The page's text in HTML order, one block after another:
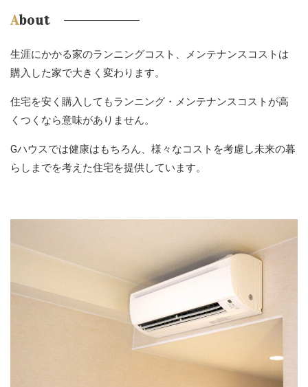
About
生涯にかかる家のランニングコスト、メンテナンスコストは
購入した家で大きく変わります。
住宅を安く購入してもランニング・メンテナンスコストが高
くつくなら意味がありません。
Gハウスでは健康はもちろん、様々なコストを考慮し未来の暮
らしまでを考えた住宅を提供しています。